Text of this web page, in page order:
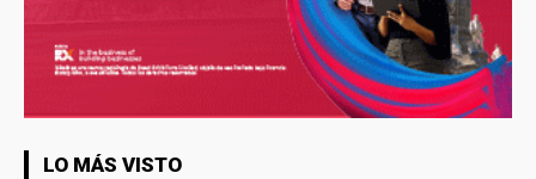
LO MÁS VISTO